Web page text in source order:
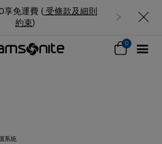
享免運費 ( 受條款及細則
約束)
0
系統